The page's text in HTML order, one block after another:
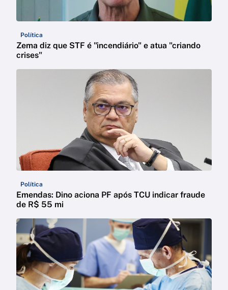
Política
Zema diz que STF é "incendiário" e atua "criando
crises"
Política
Emendas: Dino aciona PF após TCU indicar fraude
de R$ 55 mi